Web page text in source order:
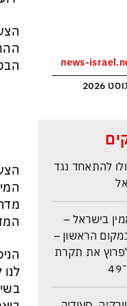
בקריאה
להתאחד נגד
בישראל –
הראשון –
את תקרת
סעודיה